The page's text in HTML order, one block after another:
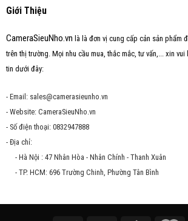
Giới Thiệu
CameraSieuNho.vn là là đơn vị cung cấp cản sản phẩm
trên thị trường. Mọi nhu cầu mua, thắc mắc, tư vấn,... xin
tin dưới đây:
- Email: sales@camerasieunho.vn
- Website: CameraSieuNho.vn
- Số điện thoại: 0832947888
- Địa chỉ:
- Hà Nội : 47 Nhân Hòa - Nhân Chính - Thanh Xuân
- TP. HCM: 696 Trường Chinh, Phường Tân Bình